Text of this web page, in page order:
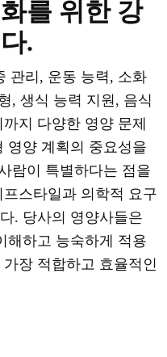
를 위한 강
.
관리, 운동 능력, 소화
, 생식 능력 지원, 음식
지 다양한 영양 문제
영양 계획의 중요성을
람이 특별하다는 점을
스타일과 의학적 요구
. 당사의 영양사들은
해하고 능숙하게 적용
장 적합하고 효율적인